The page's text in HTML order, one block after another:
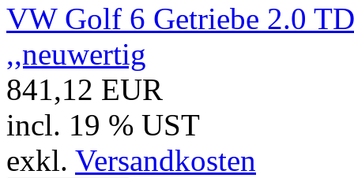
VW Golf 6 Getriebe 2.0
,,neuwertig
841,12 EUR
incl. 19 % UST
exkl. Versandkosten